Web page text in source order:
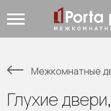
Межкомнатные
Глухие